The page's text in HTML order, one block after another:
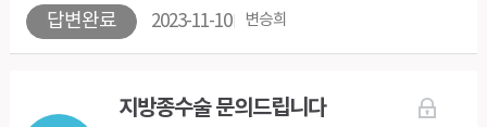
답변완료 2023-11-10 변승희
지방종수술 문의드립니다